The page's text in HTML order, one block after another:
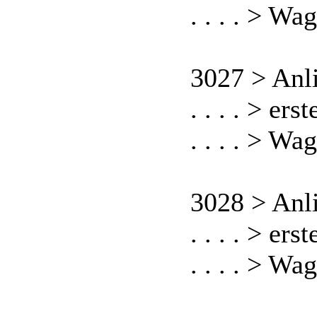
. . . . >
3027 >
. . . . >
. . . . >
3028 >
. . . . >
. . . . >